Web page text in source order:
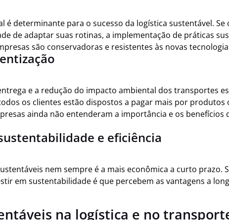
é determinante para o sucesso da logística sustentável.
de adaptar suas rotinas, a implementação de práticas
são conservadoras e resistentes às novas
e a redução do impacto ambiental dos transportes
os clientes estão dispostos a pagar mais por produtos
ainda não entenderam a importância e os benefícios
e eficiência
nem sempre é a mais econômica a curto prazo.
em sustentabilidade é que percebem as vantagens a
na logística e no